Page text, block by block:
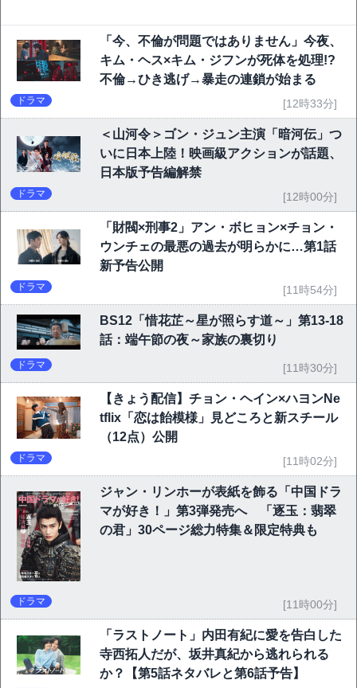
「今、不倫が問題ではありません」今夜、
キム・ヘス×キム・ジフンが死体を処理!?
不倫→ひき逃げ→暴走の連鎖が始まる
ドラマ [12時33分]
＜山河令＞ゴン・ジュン主演「暗河伝」つ
いに日本上陸！映画級アクションが話題、
日本版予告編解禁
ドラマ [12時00分]
「財閥×刑事2」アン・ボヒョン×チョン・
ウンチェの最悪の過去が明らかに…第1話
新予告公開
ドラマ [11時54分]
BS12「惜花芷～星が照らす道～」第13-18
話：端午節の夜～家族の裏切り
ドラマ [11時30分]
【きょう配信】チョン・ヘイン×ハヨンNe
tflix「恋は飴模様」見どころと新スチール
（12点）公開
ドラマ [11時02分]
ジャン・リンホーが表紙を飾る「中国ドラ
マが好き！」第3弾発売へ 「逐玉：翡翠
の君」30ページ総力特集＆限定特典も
ドラマ [11時00分]
「ラストノート」内田有紀に愛を告白した
寺西拓人だが、坂井真紀から逃れられる
か？【第5話ネタバレと第6話予告】